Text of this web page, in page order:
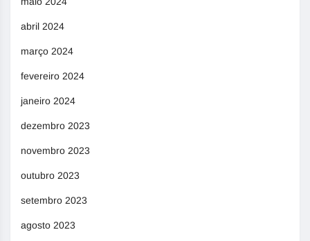
abril 2024
março 2024
fevereiro 2024
janeiro 2024
dezembro 2023
novembro 2023
outubro 2023
setembro 2023
agosto 2023